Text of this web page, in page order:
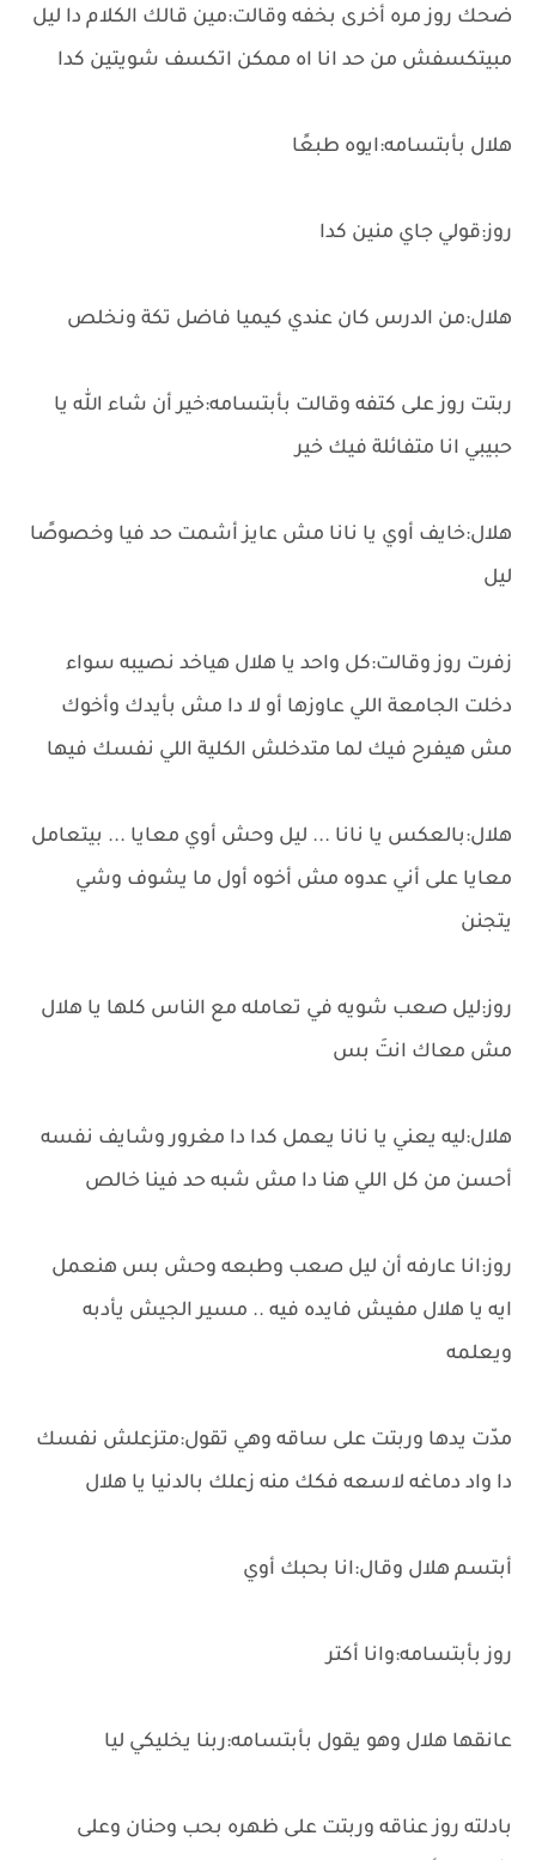
ضحك روز مره أخرى بخفه وقالت:مين قالك الكلام دا ليل
مبيتكسفش من حد انا اه ممكن اتكسف شويتين كدا
هلال بأبتسامه:ايوه طبعًا
روز:قولي جاي منين كدا
هلال:من الدرس كان عندي كيميا فاضل تكة ونخلص
ربتت روز على كتفه وقالت بأبتسامه:خير أن شاء الله يا
حبيبي انا متفائلة فيك خير
هلال:خايف أوي يا نانا مش عايز أشمت حد فيا وخصوصًا
ليل
زفرت روز وقالت:كل واحد يا هلال هياخد نصيبه سواء
دخلت الجامعة اللي عاوزها أو لا دا مش بأيدك وأخوك
مش هيفرح فيك لما متدخلش الكلية اللي نفسك فيها
هلال:بالعكس يا نانا ... ليل وحش أوي معايا ... بيتعامل
معايا على أني عدوه مش أخوه أول ما يشوف وشي
يتجنن
روز:ليل صعب شويه في تعامله مع الناس كلها يا هلال
مش معاك انتَ بس
هلال:ليه يعني يا نانا يعمل كدا دا مغرور وشايف نفسه
أحسن من كل اللي هنا دا مش شبه حد فينا خالص
روز:انا عارفه أن ليل صعب وطبعه وحش بس هنعمل
ايه يا هلال مفيش فايده فيه .. مسير الجيش يأدبه
ويعلمه
مدّت يدها وربتت على ساقه وهي تقول:متزعلش نفسك
دا واد دماغه لاسعه فكك منه زعلك بالدنيا يا هلال
أبتسم هلال وقال:انا بحبك أوي
روز بأبتسامه:وانا أكتر
عانقها هلال وهو يقول بأبتسامه:ربنا يخليكي ليا
بادلته روز عناقه وربتت على ظهره بحب وحنان وعلى